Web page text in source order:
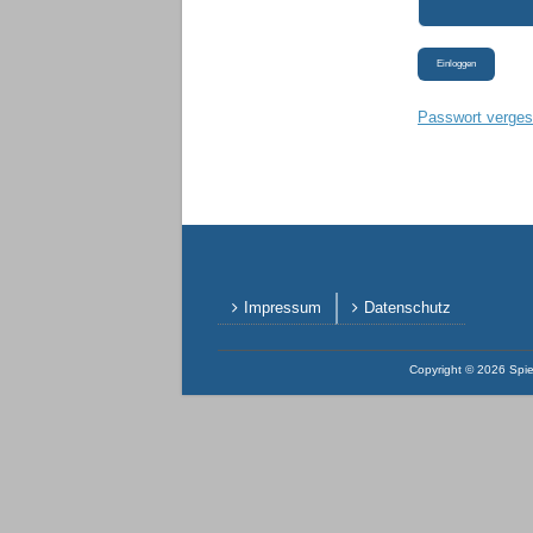
Einloggen
Passwort
Impressum Datenschutz
Copyright © 2026